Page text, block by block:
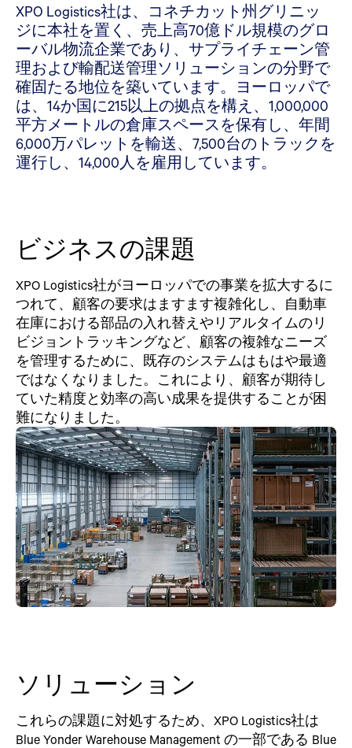
XPO Logistics社は、コネチカット州グリニッ
ジに本社を置く、売上高70億ドル規模のグロ
ーバル物流企業であり、サプライチェーン管
理および輸配送管理ソリューションの分野で
確固たる地位を築いています。ヨーロッパで
は、14か国に215以上の拠点を構え、1,000,000
平方メートルの倉庫スペースを保有し、年間
6,000万パレットを輸送、7,500台のトラックを
運行し、14,000人を雇用しています。
ビジネスの課題
XPO Logistics社がヨーロッパでの事業を拡大するに
つれて、顧客の要求はますます複雑化し、自動車
在庫における部品の入れ替えやリアルタイムのリ
ビジョントラッキングなど、顧客の複雑なニーズ
を管理するために、既存のシステムはもはや最適
ではなくなりました。これにより、顧客が期待し
ていた精度と効率の高い成果を提供することが困
難になりました。
ソリューション
これらの課題に対処するため、XPO Logistics社は
Blue Yonder Warehouse Management の一部である Blue